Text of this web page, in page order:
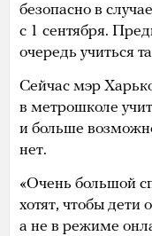
безопасно в
с 1 сентября.
очередь учиться
Сейчас мэр
в метрошколе
и больше
нет.
«Очень большой
хотят, чтобы дети
а не в режиме